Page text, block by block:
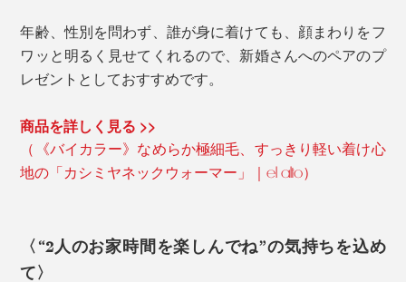
年齢、性別を問わず、誰が身に着けても、顔まわりをフ
ワッと明るく見せてくれるので、新婚さんへのペアのプ
レゼントとしておすすめです。
商品を詳しく見る >>
（《バイカラー》なめらか極細毛、すっきり軽い着け心
地の「カシミヤネックウォーマー」｜el alto）
〈“2人のお家時間を楽しんでね”の気持ちを込め
て〉